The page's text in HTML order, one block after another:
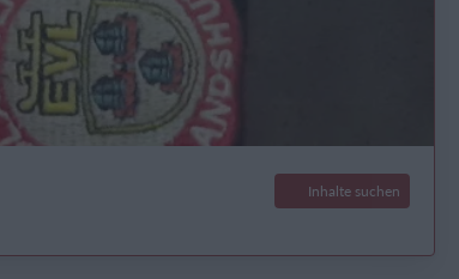
Inhalte suchen